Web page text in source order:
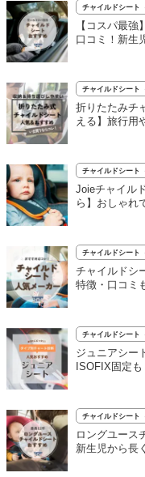
チャイルドシート
【コスパ最
口コミ！新生
チャイルドシート
折りたたみチ
える】旅行用
チャイルドシート
Joieチャイル
ら】おしゃれ
チャイルドシート
チャイルドシ
特徴・口コミ
チャイルドシート
ジュニアシー
ISOFIX固定も
チャイルドシート
ロングユース
新生児から長